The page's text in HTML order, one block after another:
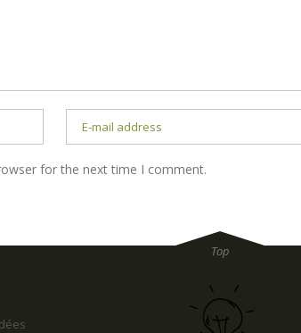
for the next time I comment.